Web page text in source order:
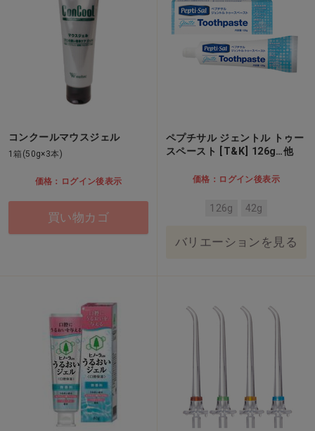
コンクールマウスジェル
1箱(50g×3本)
価格：ログイン後表示
買い物カゴ
ペプチサル ジェントル トゥー
スペースト [T&K] 126g…他
価格：ログイン後表示
126g 42g
バリエーションを見る